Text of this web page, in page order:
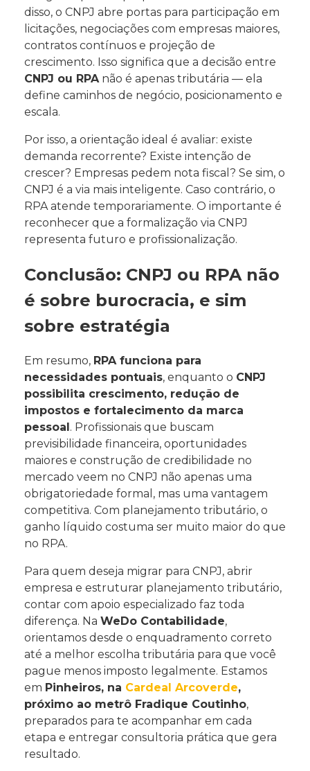
disso, o CNPJ abre portas para participação em
licitações, negociações com empresas maiores,
contratos contínuos e projeção de
crescimento. Isso significa que a decisão entre
CNPJ ou RPAnão é apenas tributária — ela
define caminhos de negócio, posicionamento e
escala.
Por isso, a orientação ideal é avaliar: existe
demanda recorrente? Existe intenção de
crescer? Empresas pedem nota fiscal? Se sim, o
CNPJ é a via mais inteligente. Caso contrário, o
RPA atende temporariamente. O importante é
reconhecer que a formalização via CNPJ
representa futuro e profissionalização.
Conclusão: CNPJ ou RPA não
é sobre burocracia, e sim
sobre estratégia
Em resumo, RPA funciona para
necessidades pontuais, enquanto o CNPJ
possibilita crescimento, redução de
impostos e fortalecimento da marca
pessoal. Profissionais que buscam
previsibilidade financeira, oportunidades
maiores e construção de credibilidade no
mercado veem no CNPJ não apenas uma
obrigatoriedade formal, mas uma vantagem
competitiva. Com planejamento tributário, o
ganho líquido costuma ser muito maior do que
no RPA.
Para quem deseja migrar para CNPJ, abrir
empresa e estruturar planejamento tributário,
contar com apoio especializado faz toda
diferença. Na WeDo Contabilidade,
orientamos desde o enquadramento correto
até a melhor escolha tributária para que você
pague menos imposto legalmente. Estamos
em Pinheiros, na Cardeal Arcoverde,
próximo ao metrô Fradique Coutinho,
preparados para te acompanhar em cada
etapa e entregar consultoria prática que gera
resultado.